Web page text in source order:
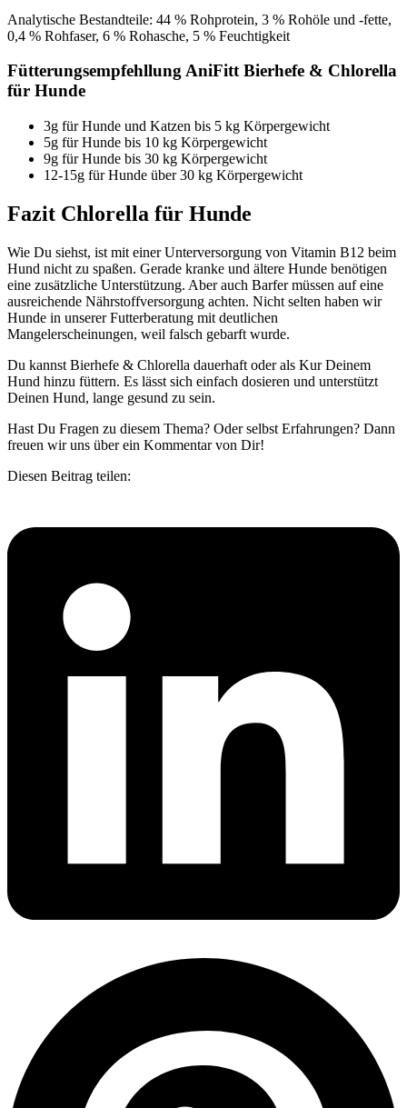
Analytische Bestandteile: 44 % Rohprotein, 3 % Rohöle und -fette,
0,4 % Rohfaser, 6 % Rohasche, 5 % Feuchtigkeit
Fütterungsempfehllung AniFitt Bierhefe & Chlorella
für Hunde
3g für Hunde und Katzen bis 5 kg Körpergewicht
5g für Hunde bis 10 kg Körpergewicht
9g für Hunde bis 30 kg Körpergewicht
12-15g für Hunde über 30 kg Körpergewicht
Fazit Chlorella für Hunde
Wie Du siehst, ist mit einer Unterversorgung von Vitamin B12 beim
Hund nicht zu spaßen. Gerade kranke und ältere Hunde benötigen
eine zusätzliche Unterstützung. Aber auch Barfer müssen auf eine
ausreichende Nährstoffversorgung achten. Nicht selten haben wir
Hunde in unserer Futterberatung mit deutlichen
Mangelerscheinungen, weil falsch gebarft wurde.
Du kannst Bierhefe & Chlorella dauerhaft oder als Kur Deinem
Hund hinzu füttern. Es lässt sich einfach dosieren und unterstützt
Deinen Hund, lange gesund zu sein.
Hast Du Fragen zu diesem Thema? Oder selbst Erfahrungen? Dann
freuen wir uns über ein Kommentar von Dir!
Diesen Beitrag teilen: